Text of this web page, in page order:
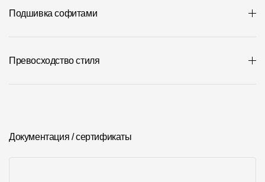
Пн-Пт - 10-19
Сб-Вс - выходной
Подшивка софитами
Превосходство стиля
Документация / сертификаты